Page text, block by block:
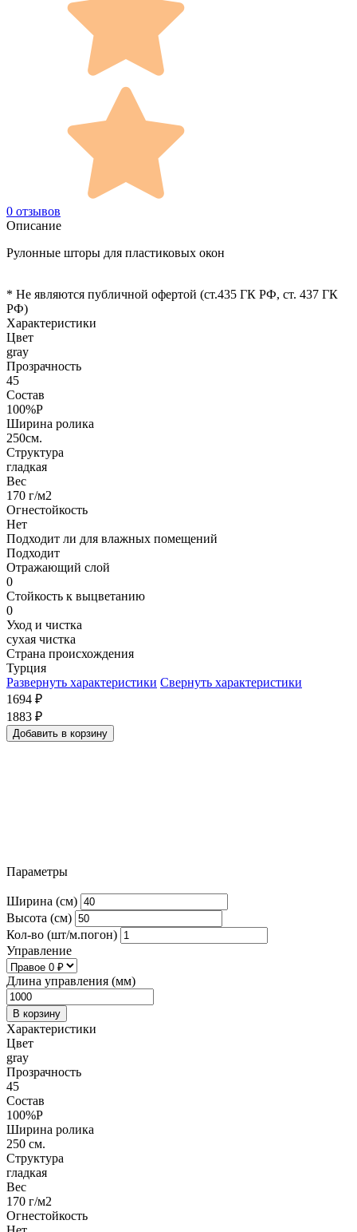
0 отзывов
Описание
Рулонные шторы для пластиковых окон
* Не являются публичной офертой (ст.435 ГК РФ, cт. 437 ГК
РФ)
Характеристики
Цвет
gray
Прозрачность
45
Состав
100%P
Ширина ролика
250см.
Структура
гладкая
Вес
170 г/м2
Огнестойкость
Нет
Подходит ли для влажных помещений
Подходит
Отражающий слой
0
Стойкость к выцветанию
0
Уход и чистка
сухая чистка
Страна происхождения
Турция
Развернуть характеристики Свернуть характеристики
1694 ₽
1883 ₽
Добавить в корзину
Параметры
Ширина (см)
Высота (см)
Кол-во (шт/м.погон)
Управление
Длина управления (мм)
В корзину
Характеристики
Цвет
gray
Прозрачность
45
Состав
100%P
Ширина ролика
250 см.
Структура
гладкая
Вес
170 г/м2
Огнестойкость